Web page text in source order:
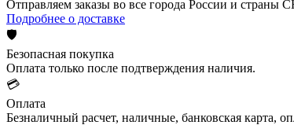
Отправляем заказы во все города России и страны
Подробнее о доставке
🛡️
Безопасная покупка
Оплата только после подтверждения наличия.
💳
Оплата
Безналичный расчет, наличные, банковская карта,